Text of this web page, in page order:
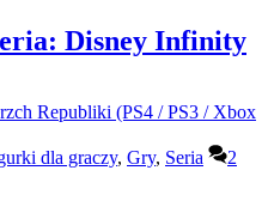
Disney Infinity
dla graczy, Gry, Seria
2